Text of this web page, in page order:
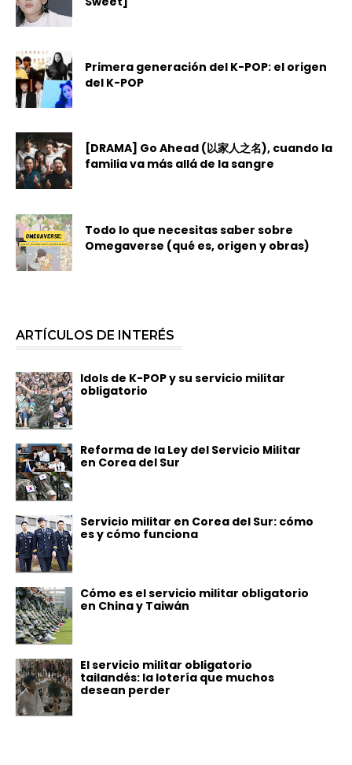
Primera generación del K-POP: el origen
del K-POP
[DRAMA] Go Ahead (以家人之名), cuando la
familia va más allá de la sangre
Todo lo que necesitas saber sobre
Omegaverse (qué es, origen y obras)
ARTÍCULOS DE INTERÉS
Idols de K-POP y su servicio militar
obligatorio
Reforma de la Ley del Servicio Militar
en Corea del Sur
Servicio militar en Corea del Sur: cómo
es y cómo funciona
Cómo es el servicio militar obligatorio
en China y Taiwán
El servicio militar obligatorio
tailandés: la lotería que muchos
desean perder